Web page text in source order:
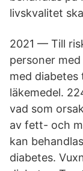
livskvalitet
2021 — Till
personer
med diabetes
läkemedel.
vad som
av fett- och
kan
diabetes.